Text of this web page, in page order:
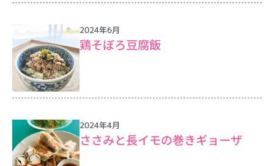
2024年6月
鶏そぼろ豆腐飯
2024年4月
ささみと長イモの巻きギョーザ